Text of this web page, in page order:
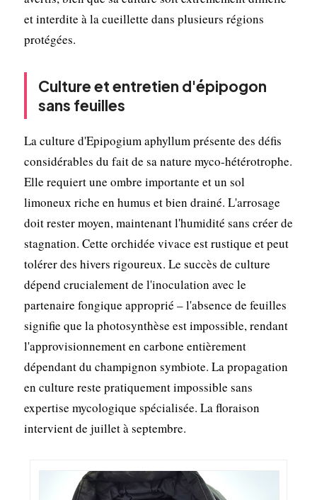
et interdite à la cueillette dans plusieurs régions
protégées.
Culture et entretien d'épipogon
sans feuilles
La culture d'Epipogium aphyllum présente des défis
considérables du fait de sa nature myco-hétérotrophe.
Elle requiert une ombre importante et un sol
limoneux riche en humus et bien drainé. L'arrosage
doit rester moyen, maintenant l'humidité sans créer de
stagnation. Cette orchidée vivace est rustique et peut
tolérer des hivers rigoureux. Le succès de culture
dépend crucialement de l'inoculation avec le
partenaire fongique approprié – l'absence de feuilles
signifie que la photosynthèse est impossible, rendant
l'approvisionnement en carbone entièrement
dépendant du champignon symbiote. La propagation
en culture reste pratiquement impossible sans
expertise mycologique spécialisée. La floraison
intervient de juillet à septembre.